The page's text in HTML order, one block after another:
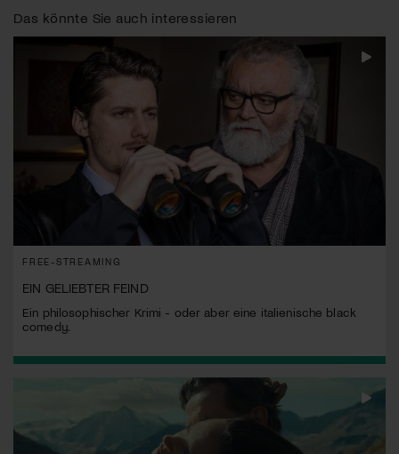
Das könnte Sie auch interessieren
FREE-STREAMING
EIN GELIEBTER FEIND
Ein philosophischer Krimi - oder aber eine italienische black
comedy.